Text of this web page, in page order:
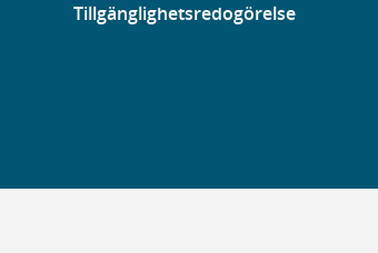
Tillgänglighetsredogörelse